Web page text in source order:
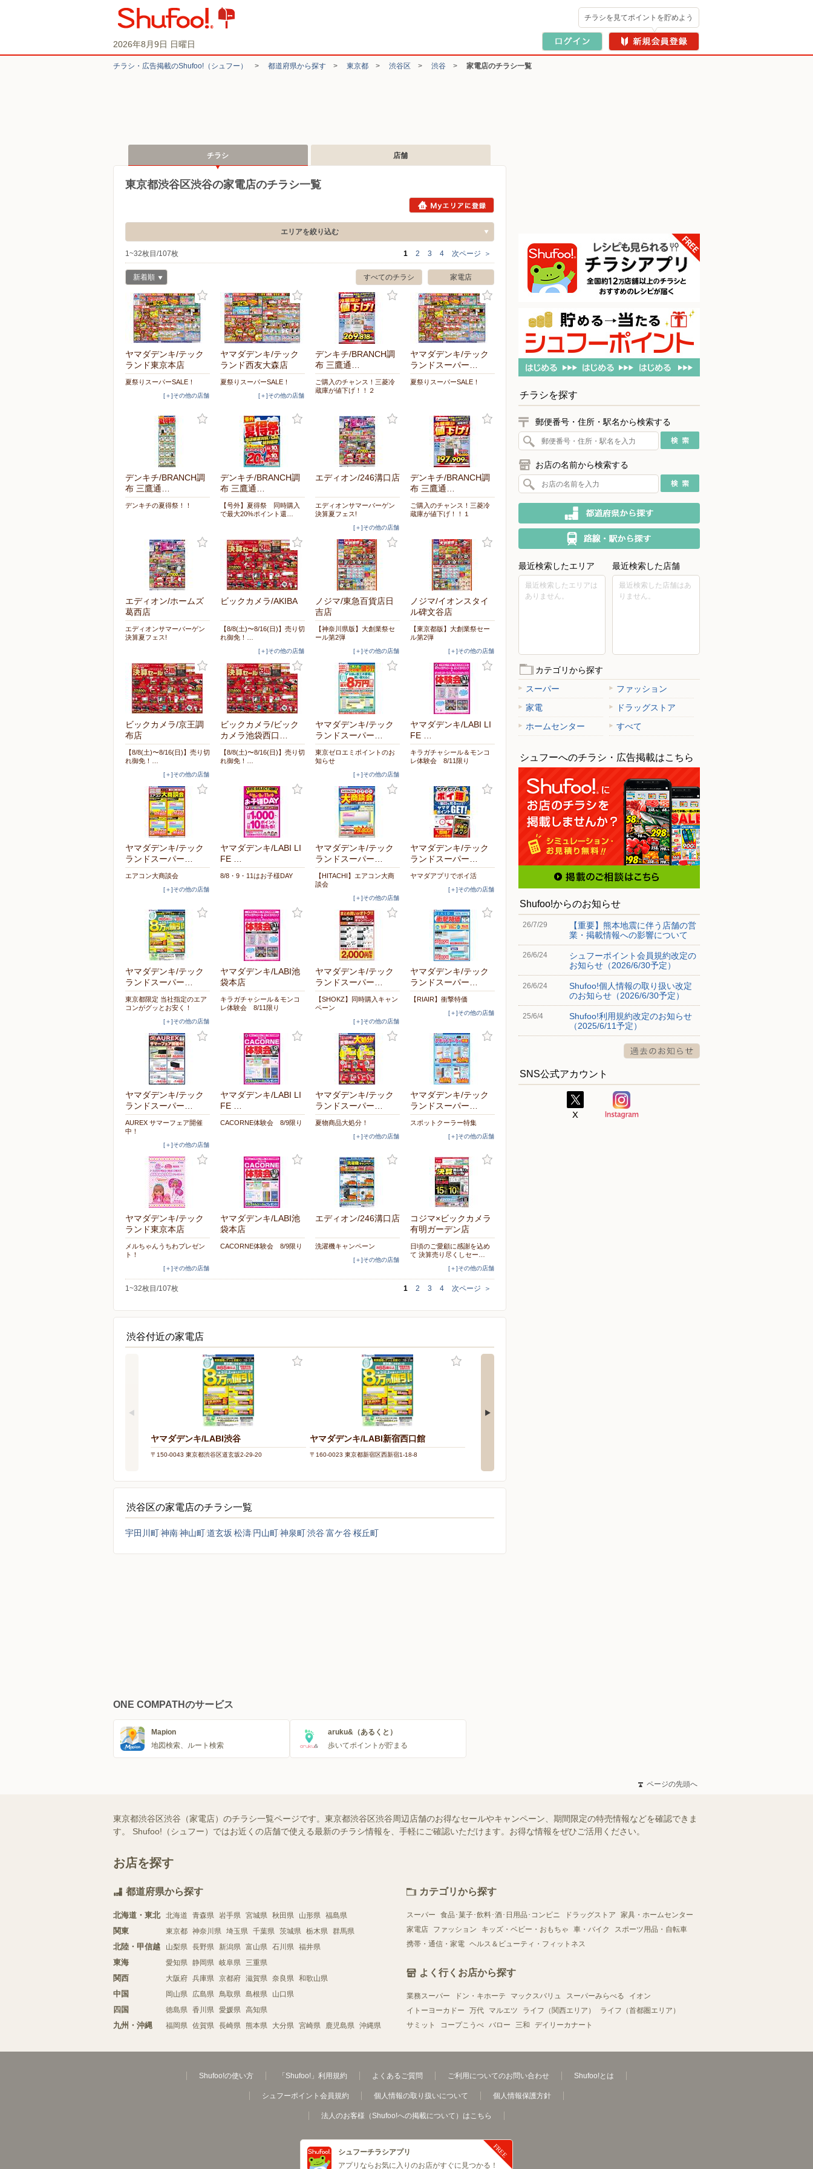
2026年8月9日 日曜日
チラシを見てポイントを貯めよう
チラシ・​広告掲載の​Shufoo!​（シュフー） > 都道府県から探す > 東京都 > 渋谷区 > 渋谷 > 家電店のチラシ一覧
チラシ 店舗
東京都渋谷区渋谷の家電店のチラシ一覧
エリアを絞り込む
1~32枚目/107枚 1 2 3 4 次ページ ＞
家電店
すべてのチラシ
新着順
ヤマダデンキ/テック
ランド東京本店
夏祭りスーパーSALE！
[＋]その他の店舗
ヤマダデンキ/テック
ランド西友大森店
夏祭りスーパーSALE！
[＋]その他の店舗
デンキチ/BRANCH調
布 三鷹通…
ご購入のチャンス！三菱冷
蔵庫が値下げ！！２
ヤマダデンキ/テック
ランドスーパー…
夏祭りスーパーSALE！
デンキチ/BRANCH調
布 三鷹通…
デンキチの夏得祭！！
デンキチ/BRANCH調
布 三鷹通…
【号外】夏得祭 同時購入
で最大20%ポイント還…
エディオン/246溝口店
エディオンサマーバーゲン
決算夏フェス!
[＋]その他の店舗
デンキチ/BRANCH調
布 三鷹通…
ご購入のチャンス！三菱冷
蔵庫が値下げ！！１
エディオン/ホームズ
葛西店
エディオンサマーバーゲン
決算夏フェス!
ビックカメラ/AKIBA
【8/8(土)〜8/16(日)】売り切
れ御免！…
[＋]その他の店舗
ノジマ/東急百貨店日
吉店
【神奈川県版】大創業祭セ
ール第2弾
[＋]その他の店舗
ノジマ/イオンスタイ
ル碑文谷店
【東京都版】大創業祭セー
ル第2弾
[＋]その他の店舗
ビックカメラ/京王調
布店
【8/8(土)〜8/16(日)】売り切
れ御免！…
[＋]その他の店舗
ビックカメラ/ビック
カメラ池袋西口…
【8/8(土)〜8/16(日)】売り切
れ御免！…
ヤマダデンキ/テック
ランドスーパー…
東京ゼロエミポイントのお
知らせ
[＋]その他の店舗
ヤマダデンキ/LABI LI
FE …
キラガチャシール＆モンコ
レ体験会 8/11限り
ヤマダデンキ/テック
ランドスーパー…
エアコン大商談会
[＋]その他の店舗
ヤマダデンキ/LABI LI
FE …
8/8・9・11はお子様DAY
ヤマダデンキ/テック
ランドスーパー…
【HITACHI】エアコン大商
談会
[＋]その他の店舗
ヤマダデンキ/テック
ランドスーパー…
ヤマダアプリでポイ活
[＋]その他の店舗
ヤマダデンキ/テック
ランドスーパー…
東京都限定 当社指定のエア
コンがグッとお安く！
[＋]その他の店舗
ヤマダデンキ/LABI池
袋本店
キラガチャシール＆モンコ
レ体験会 8/11限り
ヤマダデンキ/テック
ランドスーパー…
【SHOKZ】同時購入キャン
ペーン
[＋]その他の店舗
ヤマダデンキ/テック
ランドスーパー…
【RIAIR】衝撃特価
[＋]その他の店舗
ヤマダデンキ/テック
ランドスーパー…
AUREX サマーフェア開催
中！
[＋]その他の店舗
ヤマダデンキ/LABI LI
FE …
CACORNE体験会 8/9限り
ヤマダデンキ/テック
ランドスーパー…
夏物商品大処分！
[＋]その他の店舗
ヤマダデンキ/テック
ランドスーパー…
スポットクーラー特集
[＋]その他の店舗
ヤマダデンキ/テック
ランド東京本店
メルちゃんうちわプレゼン
ト！
[＋]その他の店舗
ヤマダデンキ/LABI池
袋本店
CACORNE体験会 8/9限り
エディオン/246溝口店
洗濯機キャンペーン
[＋]その他の店舗
コジマ×ビックカメラ
有明ガーデン店
日頃のご愛顧に感謝を込め
て 決算売り尽くしセー…
[＋]その他の店舗
1~32枚目/107枚 1 2 3 4 次ページ ＞
渋谷付近の家電店
ヤマダデンキ/LABI渋谷
〒150-0043 東京都渋谷区道玄坂2-29-20
ヤマダデンキ/LABI新宿西口館
〒160-0023 東京都新宿区西新宿1-18-8
渋谷区の家電店のチラシ一覧
宇田川町神南神山町道玄坂 松濤 円山町神泉町渋谷 富ケ谷 桜丘町
チラシを探す
郵便番号・住所・駅名から検索する
お店の名前から検索する
最近検索したエリア
最近検索したエリアは
ありません。
最近検索した店舗
最近検索した店舗はあ
りません。
カテゴリから探す
スーパー
ファッション
家電
ドラッグストア
ホームセンター
すべて
シュフーへのチラシ・広告掲載はこちら
Shufoo!からのお知らせ
26/7/29
【重要】熊本地震に伴う店舗の営
業・掲載情報への影響について
26/6/24
シュフーポイント会員規約改定の
お知らせ（2026/6/30予定）
26/6/24
Shufoo!個人情報の取り扱い改定
のお知らせ（2026/6/30予定）
25/6/4
Shufoo!利用規約改定のお知らせ
（2025/6/11予定）
SNS公式アカウント
ONE COMPATHのサービス
Mapion
地図検索、ルート検索
aruku&（あるくと）
歩いてポイントが貯まる
ページの先頭へ
東京都渋谷区渋谷（家電店）のチラシ一覧ページです。東京都渋谷区渋谷周辺店舗のお得なセールやキャンペーン、期間限定の特売情報などを確認できま
す。 Shufoo!（シュフー）ではお近くの店舗で使える最新のチラシ情報を、手軽にご確認いただけます。お得な情報をぜひご活用ください。
お店を探す
都道府県から探す
北海道・東北 北海道 青森県 岩手県 宮城県 秋田県 山形県 福島県
関東 東京都 神奈川県 埼玉県 千葉県 茨城県 栃木県 群馬県
北陸・甲信越 山梨県 長野県 新潟県 富山県 石川県 福井県
東海 愛知県 静岡県 岐阜県 三重県
関西 大阪府 兵庫県 京都府 滋賀県 奈良県 和歌山県
中国 岡山県 広島県 鳥取県 島根県 山口県
四国 徳島県 香川県 愛媛県 高知県
九州・沖縄 福岡県 佐賀県 長崎県 熊本県 大分県 宮崎県 鹿児島県 沖縄県
カテゴリから探す
スーパー 食品･菓子･飲料･酒･日用品･コンビニ ドラッグストア
家具・ホームセンター
家電店
ファッション キッズ・ベビー・おもちゃ 車・バイク
スポーツ用品・自転車
携帯・通信・家電 ヘルス＆ビューティ・フィットネス
よく行くお店から探す
業務スーパー ドン・キホーテ マックスバリュ スーパーみらべる
イオン
イトーヨーカドー
万代 マルエツ ライフ（関西エリア）
ライフ（首都圏エリア）
サミット
コープこうべ バロー 三和 デイリーカナート
Shufoo!の使い方 「Shufoo!」利用規約 よくあるご質問 ご利用についてのお問い合わせ Shufoo!とは
シュフーポイント会員規約 個人情報の取り扱いについて 個人情報保護方針
法人のお客様（Shufoo!への掲載について）はこちら
シュフーチラシアプリ
アプリならお気に入りのお店がすぐに見つかる！